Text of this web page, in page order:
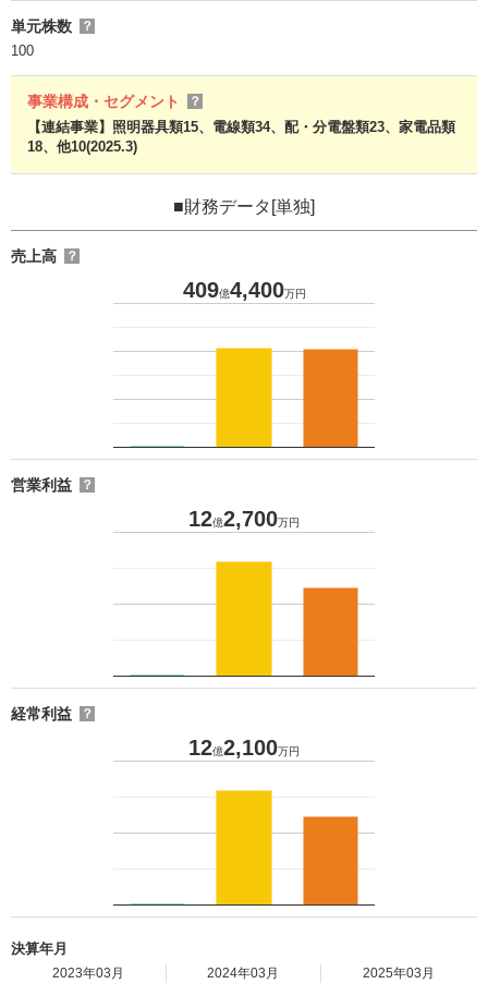
単元株数 ？
100
事業構成・セグメント ？
【連結事業】照明器具類15、電線類34、配・分電盤類23、家電品類
18、他10(2025.3)
■財務データ[単独]
売上高 ？
409億4,400万円
営業利益 ？
12億2,700万円
経常利益 ？
12億2,100万円
決算年月
2023年03月 2024年03月 2025年03月